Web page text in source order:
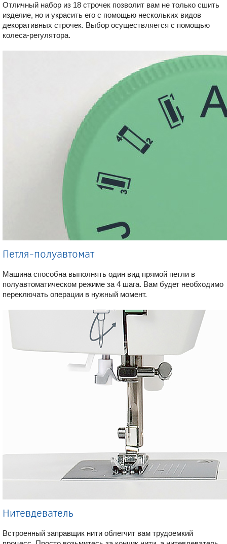
Отличный набор из 18 строчек позволит вам не только сшить
изделие, но и украсить его с помощью нескольких видов
декоративных строчек. Выбор осуществляется с помощью
колеса-регулятора.
Петля-полуавтомат
Машина способна выполнять один вид прямой петли в
полуавтоматическом режиме за 4 шага. Вам будет необходимо
переключать операции в нужный момент.
Нитевдеватель
Встроенный заправщик нити облегчит вам трудоемкий